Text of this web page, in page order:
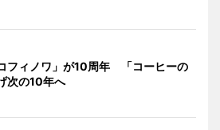
フィノワ」が10周年 「コーヒーの
次の10年へ